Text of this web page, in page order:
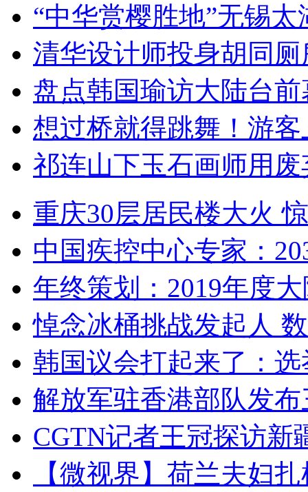
“中华赏樱胜地”无锡
清华设计师投身胡同
盘点韩国瑜访大陆台
想过桥就得跳舞！游客
祁连山下玉石画师用
重庆30层居民楼大火
中国疾控中心专家：
年终策划：2019年度
悼念冰桶挑战发起人
韩国议会打起来了：
解放军驻香港部队发
CGTN记者王冠探访新
【微视界】荷兰夫妇